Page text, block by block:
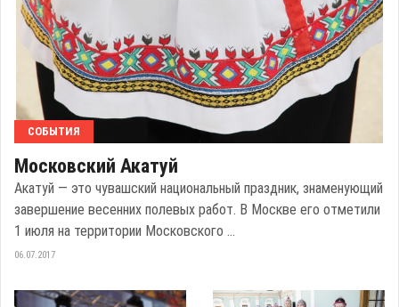
СОБЫТИЯ
Московский Акатуй
Акатуй — это чувашский национальный праздник, знаменующий
завершение весенних полевых работ. В Москве его отметили
1 июля на территории Московского ...
06.07.2017